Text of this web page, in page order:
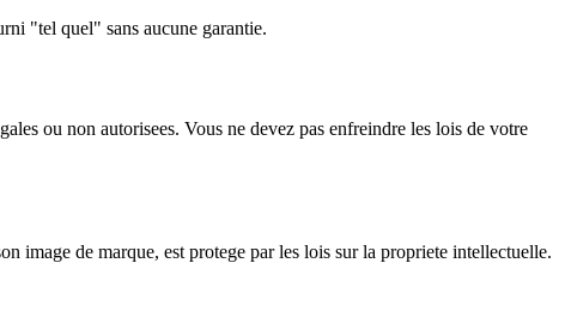
"tel quel" sans aucune garantie.
ou non autorisees. Vous ne devez pas enfreindre les lois de votre
image de marque, est protege par les lois sur la propriete intellectuelle.